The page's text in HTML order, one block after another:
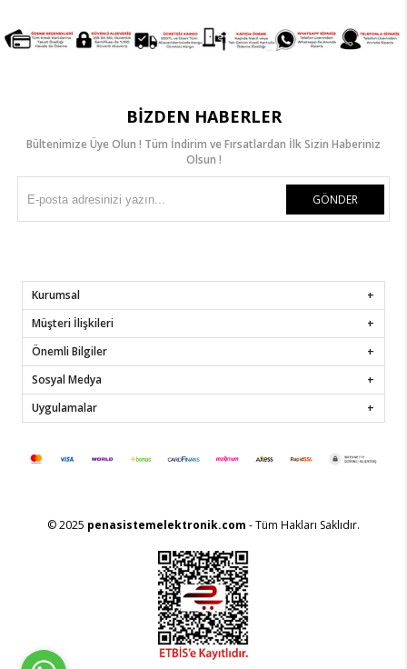
BIZDEN HABERLER
Bültenimize Üye Olun ! Tüm İndirim ve Fırsatlardan İlk Sizin Haberiniz
Olsun !
GÖNDER
Kurumsal
Müşteri İlişkileri
Önemli Bilgiler
Sosyal Medya
Uygulamalar
© 2025 penasistemelektronik.com - Tüm Hakları Saklıdır.